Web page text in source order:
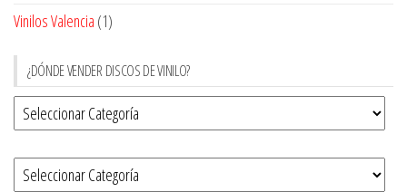
Vinilos Valencia (1)
¿DÓNDE VENDER DISCOS DE VINILO?